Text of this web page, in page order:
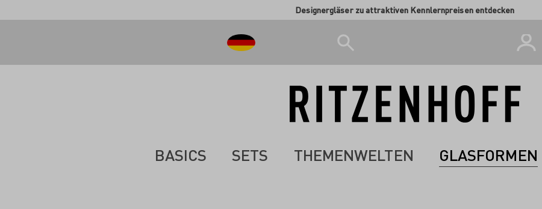
Designergläser zu attraktiven Kennlernpreisen entdecken
BASICS SETS THEMENWELTEN GLASFORMEN